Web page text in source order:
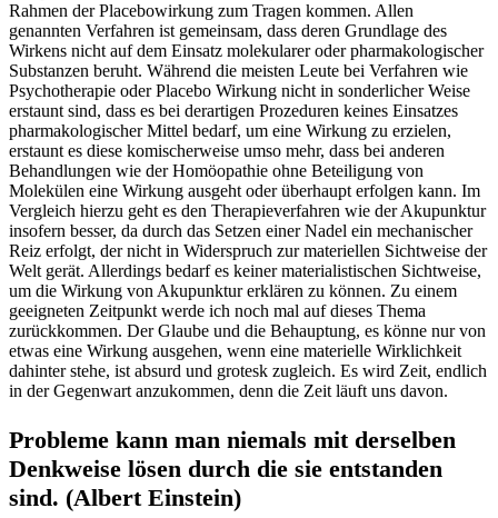
Rahmen der Placebowirkung zum Tragen kommen. Allen
genannten Verfahren ist gemeinsam, dass deren Grundlage des
Wirkens nicht auf dem Einsatz molekularer oder pharmakologischer
Substanzen beruht. Während die meisten Leute bei Verfahren wie
Psychotherapie oder Placebo Wirkung nicht in sonderlicher Weise
erstaunt sind, dass es bei derartigen Prozeduren keines Einsatzes
pharmakologischer Mittel bedarf, um eine Wirkung zu erzielen,
erstaunt es diese komischerweise umso mehr, dass bei anderen
Behandlungen wie der Homöopathie ohne Beteiligung von
Molekülen eine Wirkung ausgeht oder überhaupt erfolgen kann. Im
Vergleich hierzu geht es den Therapieverfahren wie der Akupunktur
insofern besser, da durch das Setzen einer Nadel ein mechanischer
Reiz erfolgt, der nicht in Widerspruch zur materiellen Sichtweise der
Welt gerät. Allerdings bedarf es keiner materialistischen Sichtweise,
um die Wirkung von Akupunktur erklären zu können. Zu einem
geeigneten Zeitpunkt werde ich noch mal auf dieses Thema
zurückkommen. Der Glaube und die Behauptung, es könne nur von
etwas eine Wirkung ausgehen, wenn eine materielle Wirklichkeit
dahinter stehe, ist absurd und grotesk zugleich. Es wird Zeit, endlich
in der Gegenwart anzukommen, denn die Zeit läuft uns davon.
Probleme kann man niemals mit derselben
Denkweise lösen durch die sie entstanden
sind. (Albert Einstein)